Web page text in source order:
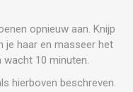
opnieuw aan. Knijp
je haar en masseer het
wacht 10 minuten.
hierboven beschreven.